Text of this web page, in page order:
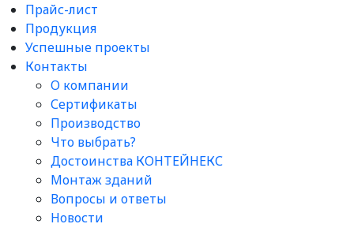
Прайс-лист
Продукция
Успешные проекты
Контакты
О компании
Сертификаты
Производство
Что выбрать?
Достоинства КОНТЕЙНЕКС
Монтаж зданий
Вопросы и ответы​
Новости